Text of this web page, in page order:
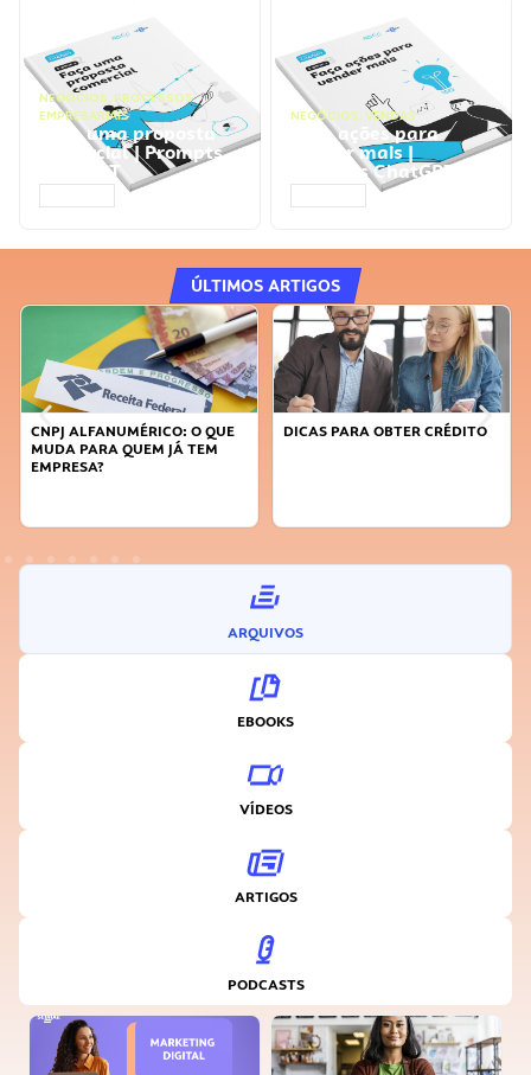
NEGÓCIOS, PROCESSOS
EMPRESARIAIS
Faça uma proposta
comercial | Prompts
ChatGPT
NEGÓCIOS, VENDAS
Faça ações para
vender mais |
Prompts ChatGPT
ÚLTIMOS ARTIGOS
CNPJ ALFANUMÉRICO: O QUE
MUDA PARA QUEM JÁ TEM
EMPRESA?
DICAS PARA OBTER CRÉDITO
ARQUIVOS
EBOOKS
VÍDEOS
ARTIGOS
PODCASTS